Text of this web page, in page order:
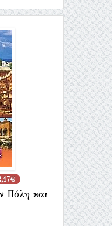
Πόλη και